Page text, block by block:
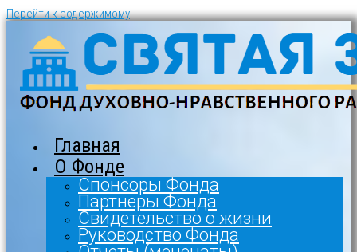
Перейти к содержимому
Главная
О Фонде
Спонсоры Фонда
Партнеры Фонда
Свидетельство о жизни
Руководство Фонда